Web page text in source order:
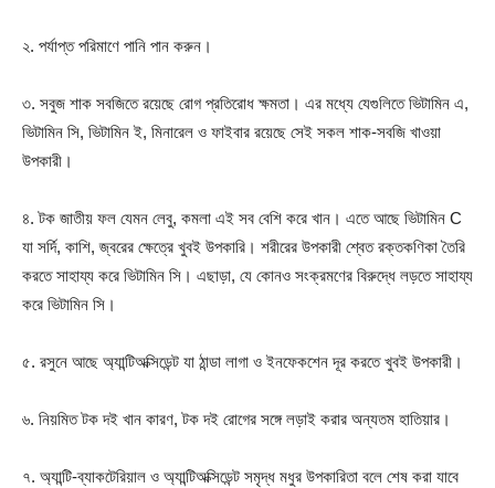
২. পর্যাপ্ত পরিমাণে পানি পান করুন।
৩. সবুজ শাক সবজিতে রয়েছে রোগ প্রতিরোধ ক্ষমতা। এর মধ্যে যেগুলিতে ভিটামিন এ,
ভিটামিন সি, ভিটামিন ই, মিনারেল ও ফাইবার রয়েছে সেই সকল শাক-সবজি খাওয়া
উপকারী।
৪. টক জাতীয় ফল যেমন লেবু, কমলা এই সব বেশি করে খান। এতে আছে ভিটামিন C
যা সর্দি, কাশি, জ্বরের ক্ষেত্রে খুবই উপকারি। শরীরের উপকারী শ্বেত রক্তকণিকা তৈরি
করতে সাহায্য করে ভিটামিন সি। এছাড়া, যে কোনও সংক্রমণের বিরুদ্ধে লড়তে সাহায্য
করে ভিটামিন সি।
৫. রসুনে আছে অ্যান্টিঅক্সিডেন্ট যা ঠান্ডা লাগা ও ইনফেকশেন দূর করতে খুবই উপকারী।
৬. নিয়মিত টক দই খান কারণ, টক দই রোগের সঙ্গে লড়াই করার অন্যতম হাতিয়ার।
৭. অ্যান্টি-ব্যাকটেরিয়াল ও অ্যান্টিঅক্সিডেন্ট সমৃদ্ধ মধুর উপকারিতা বলে শেষ করা যাবে